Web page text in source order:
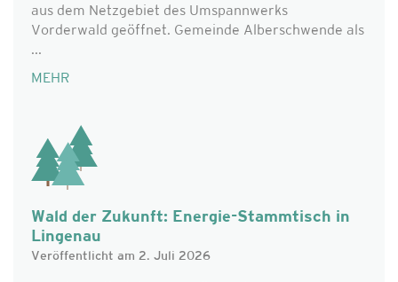
aus dem Netzgebiet des Umspannwerks
Vorderwald geöffnet. Gemeinde Alberschwende als
...
MEHR
Wald der Zukunft: Energie-Stammtisch in
Lingenau
Veröffentlicht am 2. Juli 2026